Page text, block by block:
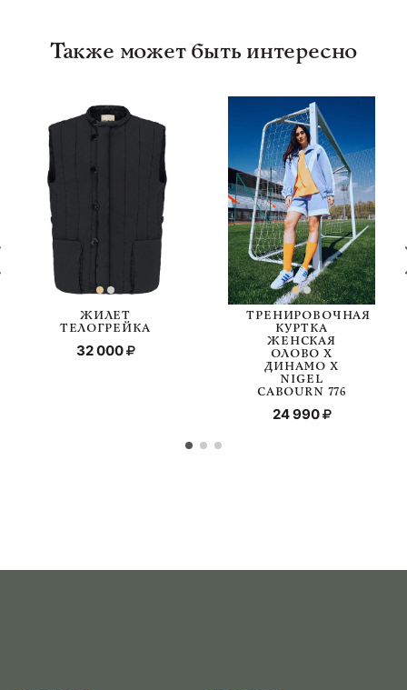
Также может быть интересно
ЖИЛЕТ
ТЕЛОГРЕЙКА
32 000
ТРЕНИРОВОЧНАЯ
КУРТКА
ЖЕНСКАЯ
ОЛОВО Х
ДИНАМО Х
NIGEL
CABOURN 776
24 990